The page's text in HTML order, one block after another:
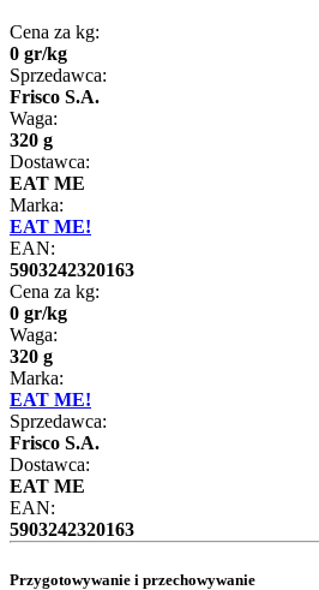
Cena za kg:
0 gr/kg
Sprzedawca:
Frisco S.A.
Waga:
320 g
Dostawca:
EAT ME
Marka:
EAT ME!
EAN:
5903242320163
Cena za kg:
0 gr/kg
Waga:
320 g
Marka:
EAT ME!
Sprzedawca:
Frisco S.A.
Dostawca:
EAT ME
EAN:
5903242320163
Przygotowywanie i przechowywanie